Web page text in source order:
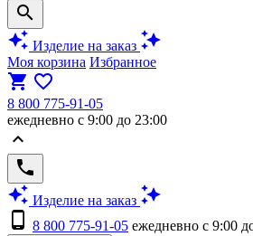
search
auto_awesome Изделие на заказ auto_awesome
Моя корзина Избранное
shopping_cart favorite_border
8 800 775-91-05
ежедневно с 9:00 до 23:00
keyboard_arrow_up
phone
auto_awesome Изделие на заказ auto_awesome
phone_android 8 800 775-91-05 ежедневно с 9:00